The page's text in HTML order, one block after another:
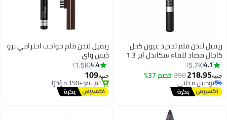
10
ريميل لندن قلم تحديد عيون كحل
كاجال مضاد للماء سكاندل آيز 1.3
جم 001 أسود4.1
5.7K
جنيه218.95
350 خصم 37%
#5 في محدد العيون
أقل سعر في 30 يوم
توصيل مجاني
تم بيع +490 مؤخرًا
#5 في محدد العيون
5
ريميل لندن قلم حواجب احترافي برو
ذيس واي
4.4
1.5K
جنيه109
#21 في محدد العيون
توصيل مجاني
تم بيع +150 مؤخرًا
#21 في محدد العيون